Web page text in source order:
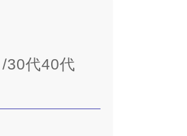
30代40代